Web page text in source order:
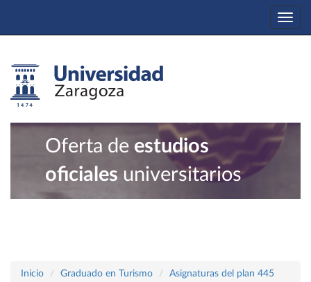
Oferta de estudios
oficiales universitarios
Inicio Graduado en Turismo
Asignaturas del plan 445